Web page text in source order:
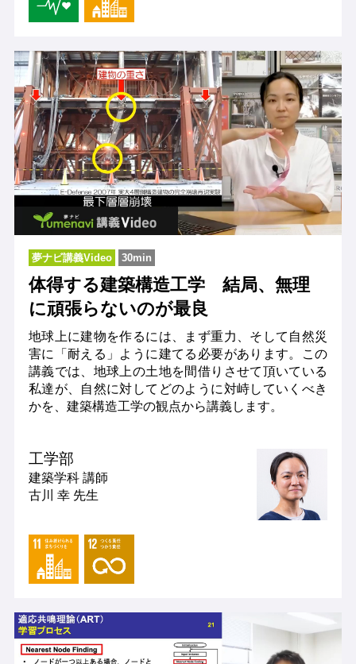
夢ナビ講義Video 30min
体得する建築構造工学 結局、無理
に頑張らないのが最良
地球上に建物を作るには、まず重力、そして自然災
害に「耐える」ように建てる必要があります。この
講義では、地球上の土地を間借りさせて頂いている
私達が、自然に対してどのように対峙していくべき
かを、建築構造工学の観点から講義します。
工学部
建築学科 講師
古川 幸 先生